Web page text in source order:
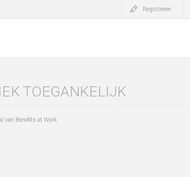
Registreren
TOEGANKELIJK
van Benefits at Work